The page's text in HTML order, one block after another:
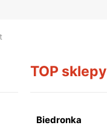
TOP sklepy
Biedronka